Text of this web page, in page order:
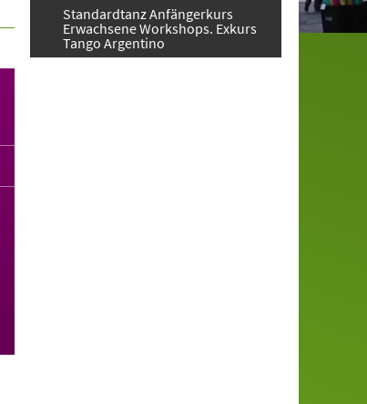
Standardtanz Anfängerkurs
Erwachsene Workshops. Exkurs
Tango Argentino